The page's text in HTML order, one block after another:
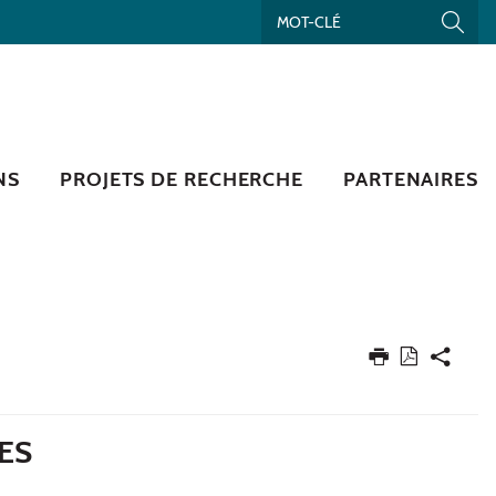
PROJETS DE RECHERCHE PARTENAIRES